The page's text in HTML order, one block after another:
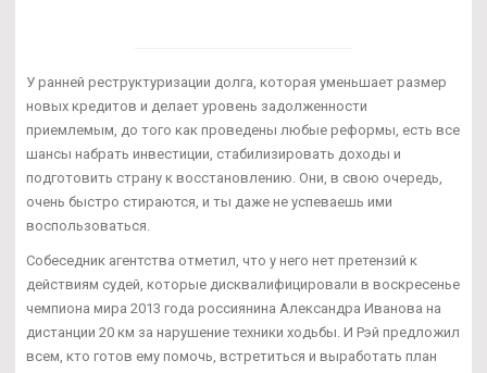
У ранней реструктуризации долга, которая уменьшает размер
новых кредитов и делает уровень задолженности
приемлемым, до того как проведены любые реформы, есть все
шансы набрать инвестиции, стабилизировать доходы и
подготовить страну к восстановлению. Они, в свою очередь,
очень быстро стираются, и ты даже не успеваешь ими
воспользоваться.
Собеседник агентства отметил, что у него нет претензий к
действиям судей, которые дисквалифицировали в воскресенье
чемпиона мира 2013 года россиянина Александра Иванова на
дистанции 20 км за нарушение техники ходьбы. И Рэй предложил
всем, кто готов ему помочь, встретиться и выработать план